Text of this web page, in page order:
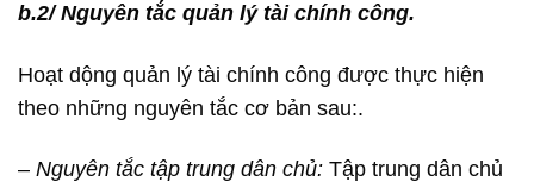
b.2/ Nguyên tắc quản lý tài chính công.
Hoạt dộng quản lý tài chính công được thực hiện
theo những nguyên tắc cơ bản sau:.
– Nguyên tắc tập trung dân chủ: Tập trung dân chủ